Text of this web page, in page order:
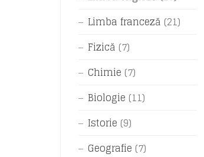
Limba franceză (21)
Fizică (7)
Chimie (7)
Biologie (11)
Istorie (9)
Geografie (7)